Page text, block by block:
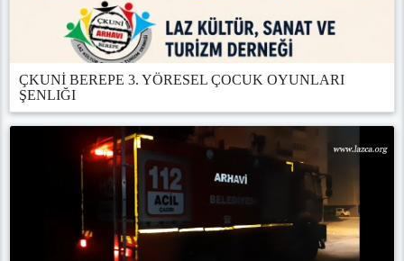
ÇKUNİ BEREPE 3. YÖRESEL ÇOCUK OYUNLARI
ŞENLIĞI